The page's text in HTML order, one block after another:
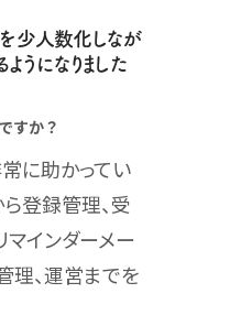
少人数化しなが
ようになりました
すか？
に助かってい
登録管理、受
マインダーメー
理、運営までを